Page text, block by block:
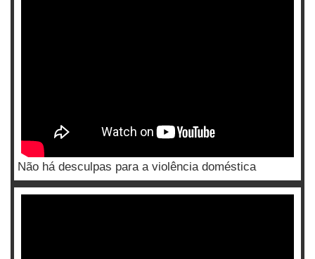
Não há desculpas para a violência doméstica